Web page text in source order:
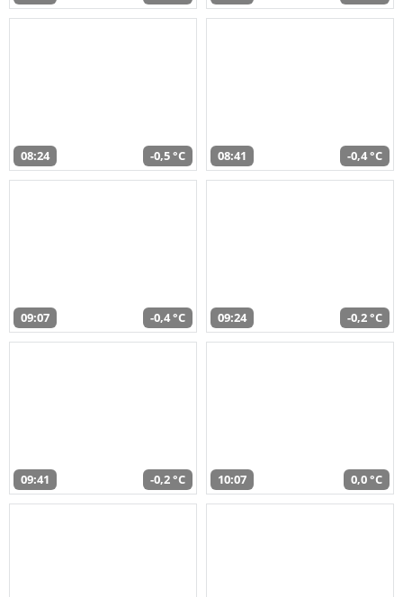
08:24 -0,5 °C 08:41 -0,4 °C
09:07 -0,4 °C 09:24 -0,2 °C
09:41 -0,2 °C 10:07 0,0 °C